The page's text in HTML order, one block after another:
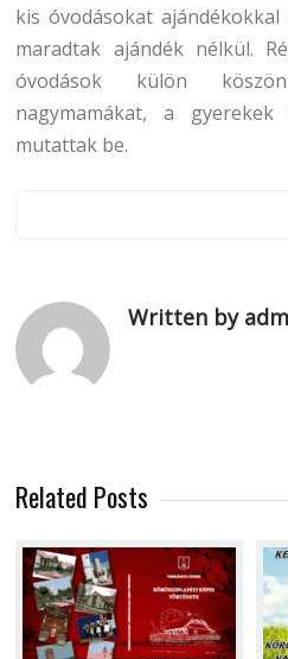
kis óvodásokat
maradtak ajándék nélkül.
óvodások külön
nagymamákat, a
mutattak be.
Written by
Related Posts